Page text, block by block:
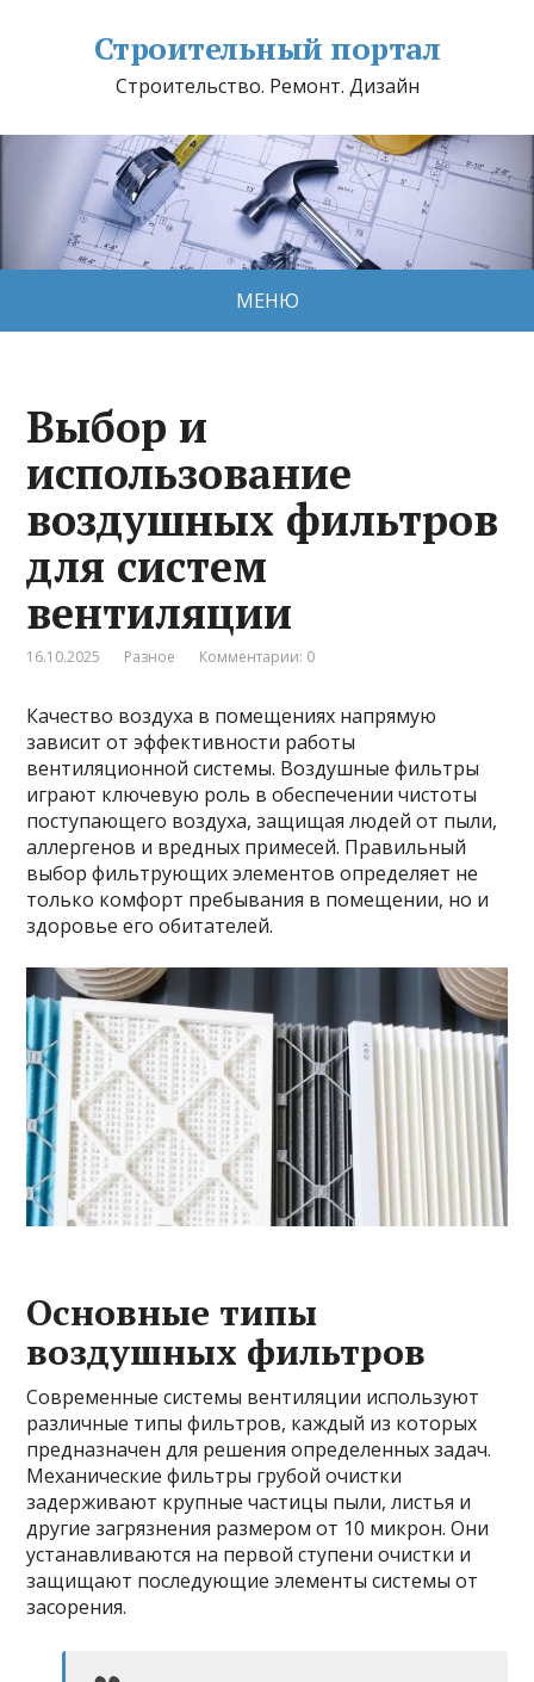
Строительный портал
Строительство. Ремонт. Дизайн
МЕНЮ
Выбор и
использование
воздушных фильтров
для систем
вентиляции
16.10.2025 Разное Комментарии: 0
Качество воздуха в помещениях напрямую
зависит от эффективности работы
вентиляционной системы. Воздушные фильтры
играют ключевую роль в обеспечении чистоты
поступающего воздуха, защищая людей от пыли,
аллергенов и вредных примесей. Правильный
выбор фильтрующих элементов определяет не
только комфорт пребывания в помещении, но и
здоровье его обитателей.
Основные типы
воздушных фильтров
Современные системы вентиляции используют
различные типы фильтров, каждый из которых
предназначен для решения определенных задач.
Механические фильтры грубой очистки
задерживают крупные частицы пыли, листья и
другие загрязнения размером от 10 микрон. Они
устанавливаются на первой ступени очистки и
защищают последующие элементы системы от
засорения.